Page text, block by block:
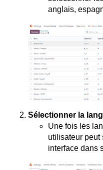
anglais,
Sélectionner la
Une fois les
utilisateur peut
interface dans